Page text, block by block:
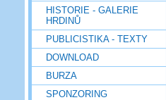
HISTORIE - GALERIE
HRDINŮ
PUBLICISTIKA - TEXTY
DOWNLOAD
BURZA
SPONZORING